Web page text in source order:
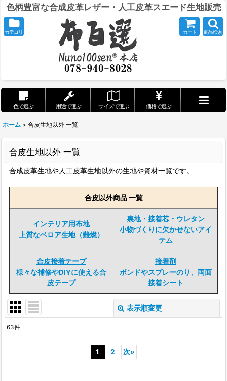
色柄豊富な合成皮革レザー・人工皮革スエード生地販売
カテゴリ カート 商品検索
色で選ぶ 用途で選ぶ サイズで選ぶ 価格で選ぶ
ホーム > 合皮生地以外 一覧
合皮生地以外 一覧
合成皮革生地や人工皮革生地以外の生地や資材一覧です。
合皮以外商品 一覧
インテリア用布地
上質なベロア生地（難燃）
裏地・接着芯・ウレタン
小物づくりに欠かせないアイ
テム
合皮接着テープ
様々な補修やDIYに使える合
皮テープ
接着剤
ボンドやスプレーのり、両面
接着シート
表示順変更
63件
1 2 次»